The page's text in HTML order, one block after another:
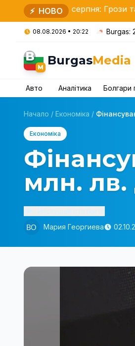
⚡ НОВО
9 серпня: Грози та зниження
08.08.2026 • 20:22 Burgas:
B
M BurgasMedia
Авто Аналітика Болгари
Начало / Економіка /
Економіка
млн.
Мария Георгиева